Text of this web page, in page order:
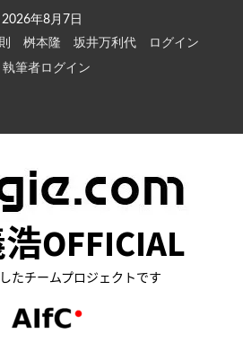
2026年8月7日
桝本隆 坂井万利代
ログイン
執筆者ログイン
OFFICIAL
たチームプロジェクトです